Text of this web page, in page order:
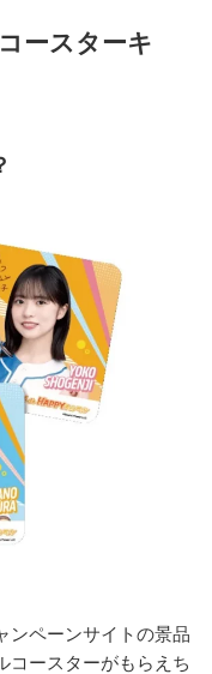
ースターキ
ンペーンサイトの景品
コースターがもらえち